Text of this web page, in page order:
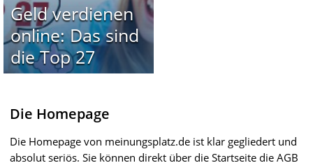
Geld verdienen
online: Das sind
die Top 27
Die Homepage
Die Homepage von meinungsplatz.de ist klar gegliedert und
absolut seriös. Sie können direkt über die Startseite die AGB